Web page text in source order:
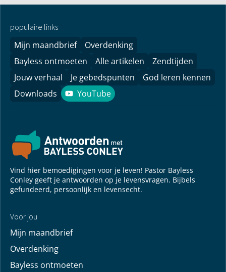
populaire links
Mijn maandbrief
Overdenking
Bayless ontmoeten
Alle artikelen
Zendtijden
Jouw verhaal
Je gebedspunten
God leren kennen
Downloads
YouTube
YouTube
Vind hier bemoedigingen voor je leven! Pastor Bayless
Conley geeft je antwoorden op je levensvragen. Bijbels
gefundeerd, persoonlijk en levensecht.
Voor jou
Mijn maandbrief
Overdenking
Bayless ontmoeten